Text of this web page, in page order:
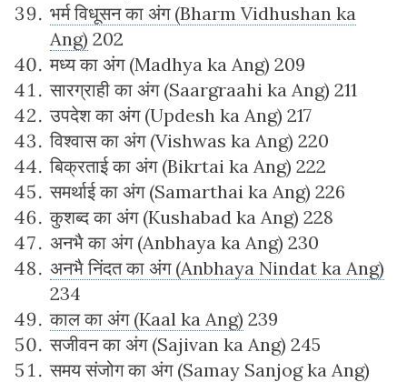
भर्म विधूसन का अंग (Bharm Vidhushan ka
Ang) 202
मध्य का अंग (Madhya ka Ang) 209
सारग्राही का अंग (Saargraahi ka Ang) 211
उपदेश का अंग (Updesh ka Ang) 217
विश्वास का अंग (Vishwas ka Ang) 220
बिक्रताई का अंग (Bikrtai ka Ang) 222
समर्थाई का अंग (Samarthai ka Ang) 226
कुशब्द का अंग (Kushabad ka Ang) 228
अनभै का अंग (Anbhaya ka Ang) 230
अनभै निंदत का अंग (Anbhaya Nindat ka Ang)
234
काल का अंग (Kaal ka Ang) 239
सजीवन का अंग (Sajivan ka Ang) 245
समय संजोग का अंग (Samay Sanjog ka Ang)